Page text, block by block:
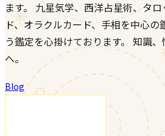
ます。 九星気学、西洋占星術、タ
ド、オラクルカード、手相を中心
う鑑定を心掛けております。 知識
へ。
Blog